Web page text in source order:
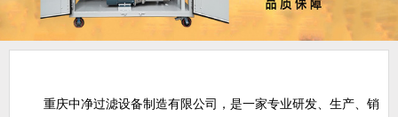
重庆中净过滤设备制造有限公司，是一家专业研发、生产、销